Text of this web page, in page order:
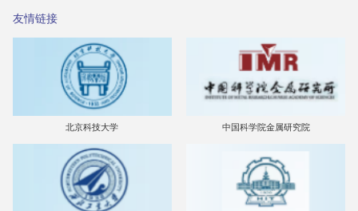
友情链接
北京科技大学 中国科学院金属研究院